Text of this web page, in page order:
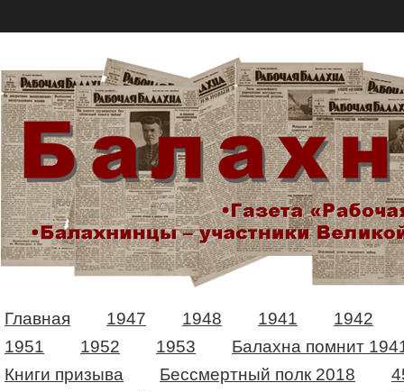
Главная 1947 1948 1941
1942
1951
1952 1953
Балахна помнит
Книги призыва
Бессмертный полк 2018